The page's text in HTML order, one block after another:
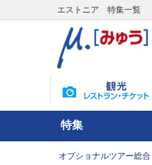
エストニア 特集一覧
特集
オプショナルツアー総